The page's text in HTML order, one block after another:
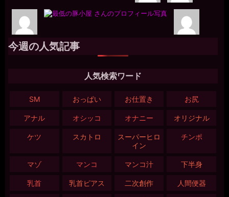
今週の人気記事
人気検索ワード
SM おっぱい お仕置き お尻
アナル オシッコ オナニー オリジナル
ケツ スカトロ
スーパーヒロ
イン
チンポ
マゾ マンコ マンコ汁 下半身
乳首 乳首ピアス 二次創作 人間便器